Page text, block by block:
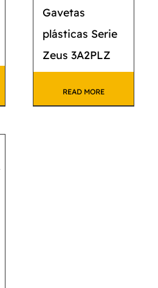
Gavetas
plásticas Serie
Zeus 3A2PLZ
READ MORE